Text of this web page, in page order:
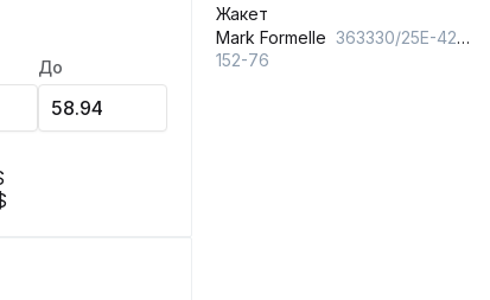
До
Жакет
Mark Formelle 363330/25Е-42387П-19 геометрия_на_черном
152-76